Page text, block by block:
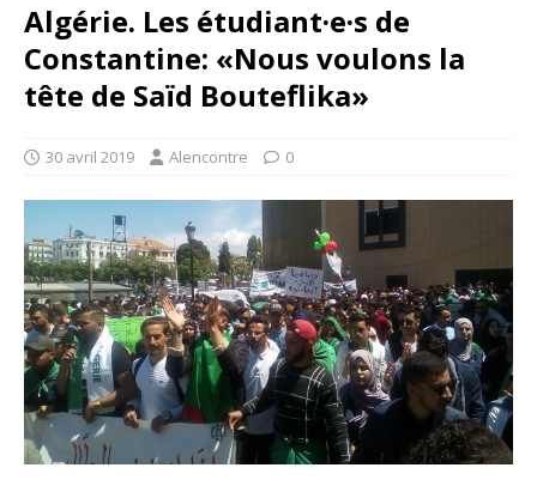
Algérie. Les étudiant·e·s de
Constantine: «Nous voulons la
tête de Saïd Bouteflika»
30 avril 2019 Alencontre 0